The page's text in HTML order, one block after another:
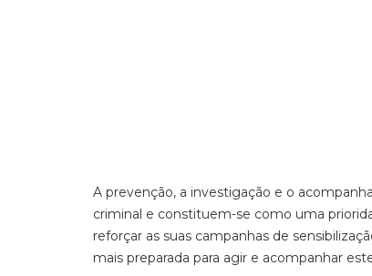
A prevenção, a investigação e o
criminal e constituem-se como uma
reforçar as suas campanhas de
mais preparada para agir e acompanhar